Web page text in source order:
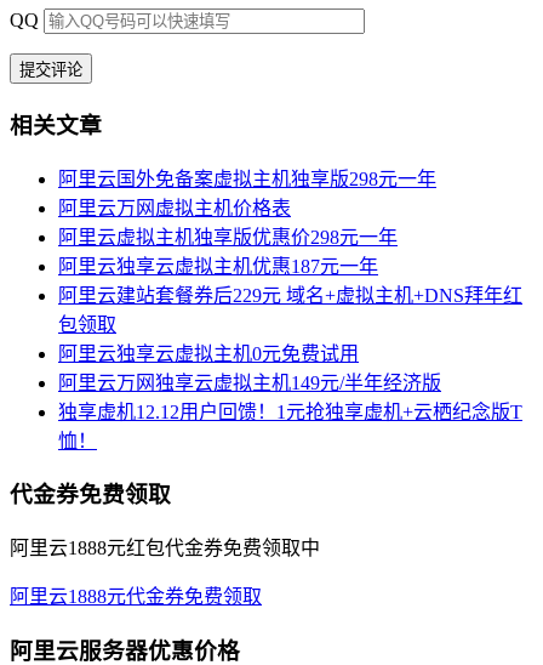
QQ
相关文章
阿里云国外免备案虚拟主机独享版298元一年
阿里云万网虚拟主机价格表
阿里云虚拟主机独享版优惠价298元一年
阿里云独享云虚拟主机优惠187元一年
阿里云建站套餐券后229元 域名+虚拟主机+DNS拜年红
包领取
阿里云独享云虚拟主机0元免费试用
阿里云万网独享云虚拟主机149元/半年经济版
独享虚机12.12用户回馈！1元抢独享虚机+云栖纪念版T
恤！
代金券免费领取
阿里云1888元红包代金券免费领取中
阿里云1888元代金券免费领取
阿里云服务器优惠价格